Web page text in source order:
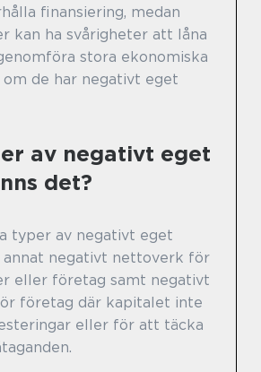
finansiering, medan
kan ha svårigheter att låna
stora ekonomiska
de har negativt eget
av negativt eget
det?
typer av negativt eget
annat negativt nettoverk för
eller företag samt negativt
företag där kapitalet inte
eller för att täcka